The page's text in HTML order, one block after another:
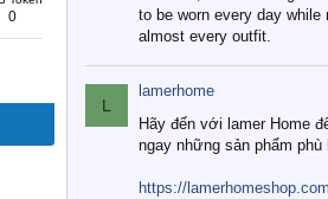
0
to be worn every day while
almost every outfit.
L
lamerhome
Hãy đến với lamer Home
ngay những sản phẩm phù
https://